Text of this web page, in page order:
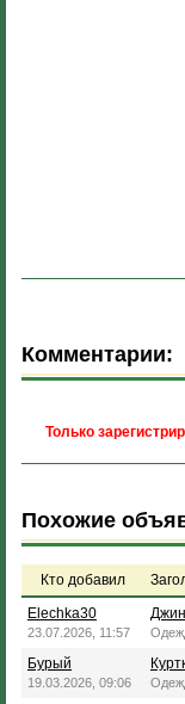
Комментарии:
Только
Похожие
Кто добавил
Elechka30
23.07.2026, 11:57
Бурый
19.03.2026, 09:06